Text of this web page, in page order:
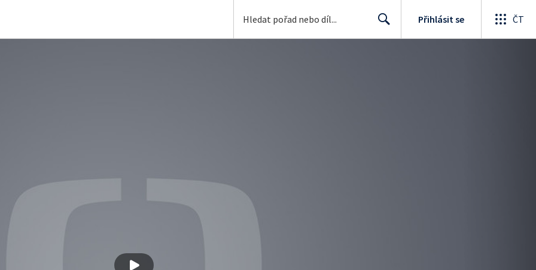
Přihlásit se ČT